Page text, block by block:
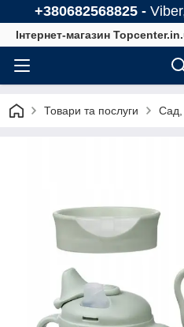
+380682568825 -
Інтернет-магазин
Товари та послуги Сад,